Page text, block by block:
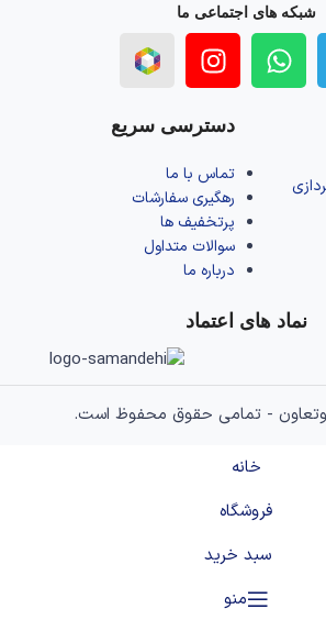
شبکه های اجتماعی ما
دسترسی سریع
تماس با ما
رهگیری سفارشات
پرتخفیف ها
سوالات متداول
درباره ما
نماد های اعتماد
خانه
فروشگاه
سبد خرید
منو